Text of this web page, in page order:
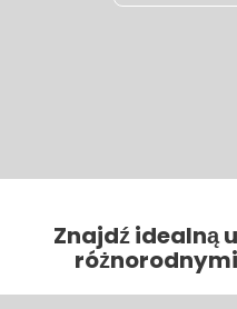
Znajdź idealną